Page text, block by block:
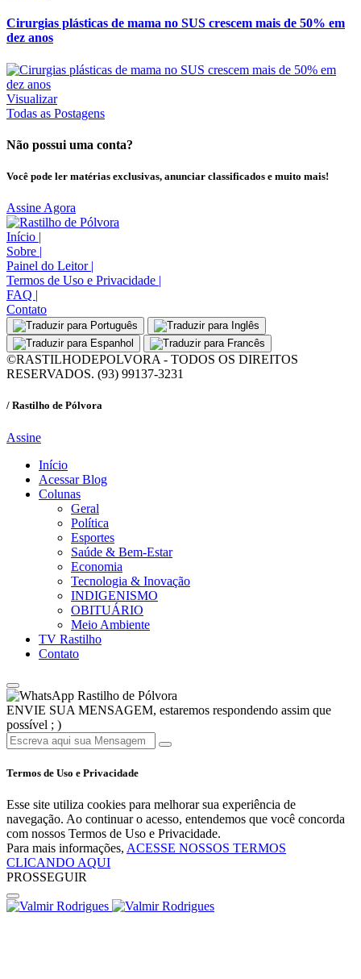
Cirurgias plásticas de mama no SUS crescem mais de 50% em
dez anos
Visualizar
Todas as Postagens
Não possui uma conta?
Você pode ler matérias exclusivas, anunciar classificados e muito mais!
Assine Agora
Início |
Sobre |
Painel do Leitor |
Termos de Uso e Privacidade |
FAQ |
Contato
©RASTILHODEPOLVORA - TODOS OS DIREITOS
RESERVADOS. (93) 99137-3231
/ Rastilho de Pólvora
Assine
Início
Acessar Blog
Colunas
Geral
Política
Esportes
Saúde & Bem-Estar
Economia
Tecnologia & Inovação
INDIGENISMO
OBITUÁRIO
Meio Ambiente
TV Rastilho
Contato
Rastilho de Pólvora
ENVIE SUA MENSAGEM, estaremos respondendo assim que
possível ; )
Termos de Uso e Privacidade
Esse site utiliza cookies para melhorar sua experiência de
navegação. Ao continuar o acesso, entendemos que você concorda
com nossos Termos de Uso e Privacidade.
Para mais informações, ACESSE NOSSOS TERMOS
CLICANDO AQUI
PROSSEGUIR